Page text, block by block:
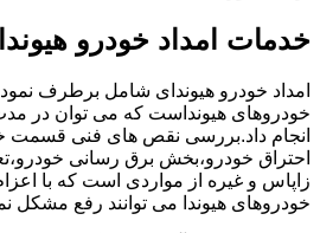
خدمات امداد خودرو
امداد خودرو هیوندای شامل برطرف
خودروهای هیونداست که می توان در
انجام داد.بررسی نقص های فنی قسمت
احتراق خودرو،بخش برق رسانی
زاپاس و غیره از مواردی است که با
خودروهای هیوندا می توانند رفع مشکل